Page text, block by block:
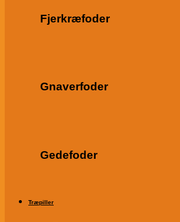
Fjerkræfoder
Gnaverfoder
Gedefoder
Træpiller